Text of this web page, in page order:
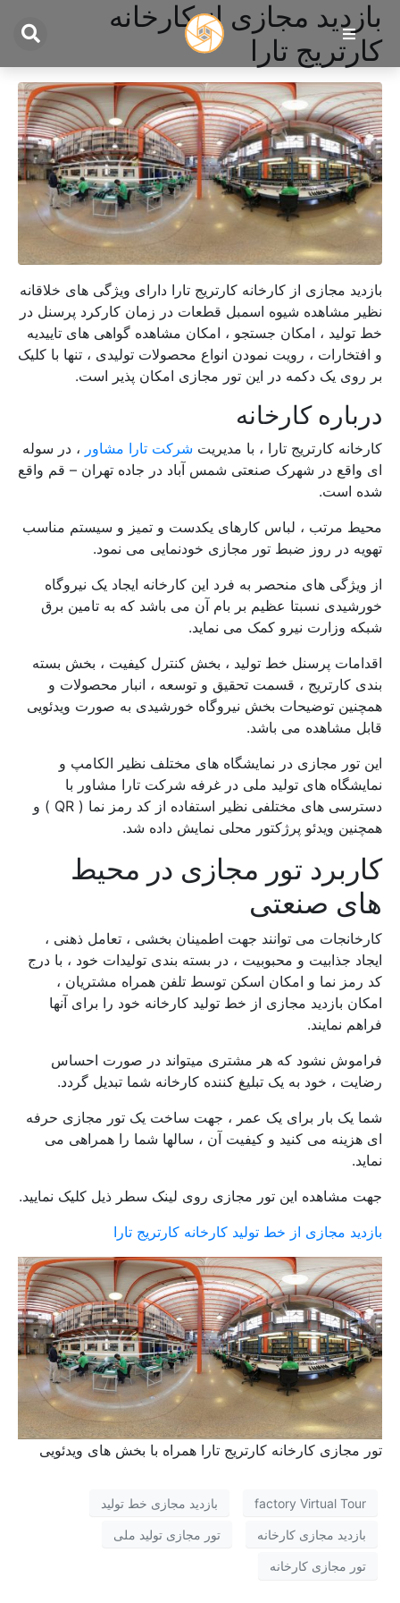
بازدید مجازی از کارخانه
کارتریج تارا
بازدید مجازی از کارخانه کارتریج تارا دارای ویژگی های خلاقانه
نظیر مشاهده شیوه اسمبل قطعات در زمان کارکرد پرسنل در
خط تولید ، امکان جستجو ، امکان مشاهده گواهی های تاییدیه
و افتخارات ، رویت نمودن انواع محصولات تولیدی ، تنها با کلیک
بر روی یک دکمه در این تور مجازی امکان پذیر است.
درباره کارخانه
کارخانه کارتریج تارا ، با مدیریت شرکت تارا مشاور ، در سوله
ای واقع در شهرک صنعتی شمس آباد در جاده تهران – قم واقع
شده است.
محیط مرتب ، لباس کارهای یکدست و تمیز و سیستم مناسب
تهویه در روز ضبط تور مجازی خودنمایی می نمود.
از ویژگی های منحصر به فرد این کارخانه ایجاد یک نیروگاه
خورشیدی نسبتا عظیم بر بام آن می باشد که به تامین برق
شبکه وزارت نیرو کمک می نماید.
اقدامات پرسنل خط تولید ، بخش کنترل کیفیت ، بخش بسته
بندی کارتریج ، قسمت تحقیق و توسعه ، انبار محصولات و
همچنین توضیحات بخش نیروگاه خورشیدی به صورت ویدئویی
قابل مشاهده می باشد.
این تور مجازی در نمایشگاه های مختلف نظیر الکامپ و
نمایشگاه های تولید ملی در غرفه شرکت تارا مشاور با
دسترسی های مختلفی نظیر استفاده از کد رمز نما ( QR ) و
همچنین ویدئو پرژکتور محلی نمایش داده شد.
کاربرد تور مجازی در محیط
های صنعتی
کارخانجات می توانند جهت اطمینان بخشی ، تعامل ذهنی ،
ایجاد جذابیت و محبوبیت ، در بسته بندی تولیدات خود ، با درج
کد رمز نما و امکان اسکن توسط تلفن همراه مشتریان ،
امکان بازدید مجازی از خط تولید کارخانه خود را برای آنها
فراهم نمایند.
فراموش نشود که هر مشتری میتواند در صورت احساس
رضایت ، خود به یک تبلیغ کننده کارخانه شما تبدیل گردد.
شما یک بار برای یک عمر ، جهت ساخت یک تور مجازی حرفه
ای هزینه می کنید و کیفیت آن ، سالها شما را همراهی می
نماید.
جهت مشاهده این تور مجازی روی لینک سطر ذیل کلیک نمایید.
بازدید مجازی از خط تولید کارخانه کارتریج تارا
تور مجازی کارخانه کارتریج تارا همراه با بخش های ویدئویی
factory Virtual Tour بازدید مجازی خط تولید
بازدید مجازی کارخانه تور مجازی تولید ملی
تور مجازی کارخانه